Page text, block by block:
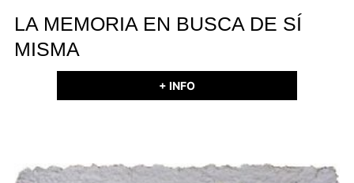
LA MEMORIA EN BUSCA DE SÍ
MISMA
+ INFO